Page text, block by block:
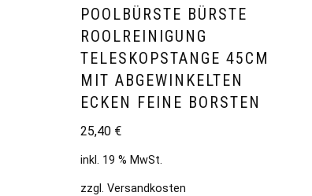
POOLBÜRSTE BÜRSTE
ROOLREINIGUNG
TELESKOPSTANGE 45CM
MIT ABGEWINKELTEN
ECKEN FEINE BORSTEN
25,40 €
inkl. 19 % MwSt.
zzgl. Versandkosten